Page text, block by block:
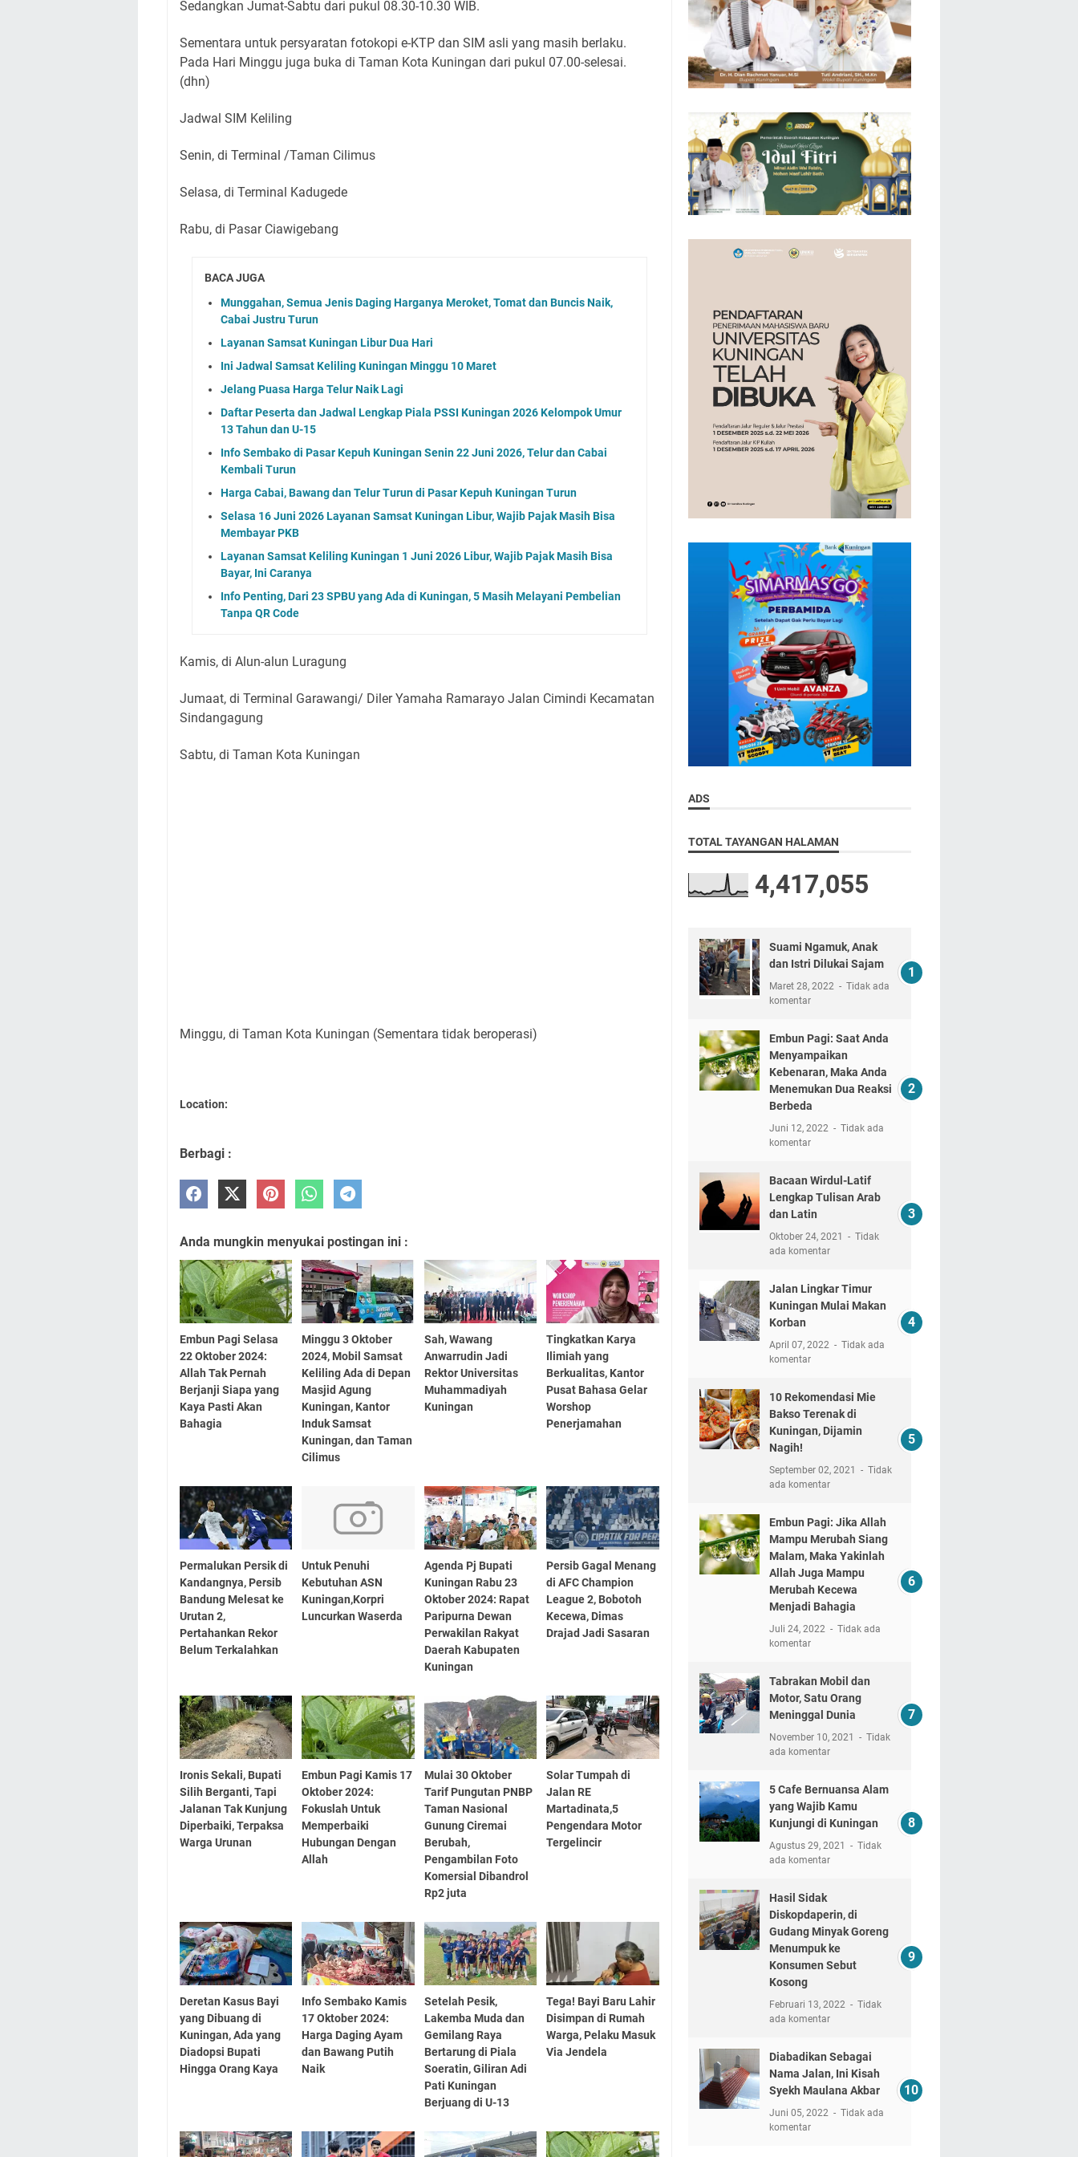
Sedangkan Jumat-Sabtu dari pukul 08.30-10.30 WIB.
Sementara untuk persyaratan fotokopi e-KTP dan SIM asli yang masih berlaku.
Pada Hari Minggu juga buka di Taman Kota Kuningan dari pukul 07.00-selesai.
(dhn)
Jadwal SIM Keliling
Senin, di Terminal /Taman Cilimus
Selasa, di Terminal Kadugede
Rabu, di Pasar Ciawigebang
BACA JUGA
Munggahan, Semua Jenis Daging Harganya Meroket, Tomat dan Buncis Naik,
Cabai Justru Turun
Layanan Samsat Kuningan Libur Dua Hari
Ini Jadwal Samsat Keliling Kuningan Minggu 10 Maret
Jelang Puasa Harga Telur Naik Lagi
Daftar Peserta dan Jadwal Lengkap Piala PSSI Kuningan 2026 Kelompok Umur
13 Tahun dan U-15
Info Sembako di Pasar Kepuh Kuningan Senin 22 Juni 2026, Telur dan Cabai
Kembali Turun
Harga Cabai, Bawang dan Telur Turun di Pasar Kepuh Kuningan Turun
Selasa 16 Juni 2026 Layanan Samsat Kuningan Libur, Wajib Pajak Masih Bisa
Membayar PKB
Layanan Samsat Keliling Kuningan 1 Juni 2026 Libur, Wajib Pajak Masih Bisa
Bayar, Ini Caranya
Info Penting, Dari 23 SPBU yang Ada di Kuningan, 5 Masih Melayani Pembelian
Tanpa QR Code
Kamis, di Alun-alun Luragung
Jumaat, di Terminal Garawangi/ Diler Yamaha Ramarayo Jalan Cimindi Kecamatan
Sindangagung
Sabtu, di Taman Kota Kuningan
Minggu, di Taman Kota Kuningan (Sementara tidak beroperasi)
Location:
Berbagi :
Anda mungkin menyukai postingan ini :
Embun Pagi Selasa
22 Oktober 2024:
Allah Tak Pernah
Berjanji Siapa yang
Kaya Pasti Akan
Bahagia
Minggu 3 Oktober
2024, Mobil Samsat
Keliling Ada di Depan
Masjid Agung
Kuningan, Kantor
Induk Samsat
Kuningan, dan Taman
Cilimus
Sah, Wawang
Anwarrudin Jadi
Rektor Universitas
Muhammadiyah
Kuningan
Tingkatkan Karya
Ilimiah yang
Berkualitas, Kantor
Pusat Bahasa Gelar
Worshop
Penerjamahan
Permalukan Persik di
Kandangnya, Persib
Bandung Melesat ke
Urutan 2,
Pertahankan Rekor
Belum Terkalahkan
Untuk Penuhi
Kebutuhan ASN
Kuningan,Korpri
Luncurkan Waserda
Agenda Pj Bupati
Kuningan Rabu 23
Oktober 2024: Rapat
Paripurna Dewan
Perwakilan Rakyat
Daerah Kabupaten
Kuningan
Persib Gagal Menang
di AFC Champion
League 2, Bobotoh
Kecewa, Dimas
Drajad Jadi Sasaran
Ironis Sekali, Bupati
Silih Berganti, Tapi
Jalanan Tak Kunjung
Diperbaiki, Terpaksa
Warga Urunan
Embun Pagi Kamis 17
Oktober 2024:
Fokuslah Untuk
Memperbaiki
Hubungan Dengan
Allah
Mulai 30 Oktober
Tarif Pungutan PNBP
Taman Nasional
Gunung Ciremai
Berubah,
Pengambilan Foto
Komersial Dibandrol
Rp2 juta
Solar Tumpah di
Jalan RE
Martadinata,5
Pengendara Motor
Tergelincir
Deretan Kasus Bayi
yang Dibuang di
Kuningan, Ada yang
Diadopsi Bupati
Hingga Orang Kaya
Info Sembako Kamis
17 Oktober 2024:
Harga Daging Ayam
dan Bawang Putih
Naik
Setelah Pesik,
Lakemba Muda dan
Gemilang Raya
Bertarung di Piala
Soeratin, Giliran Adi
Pati Kuningan
Berjuang di U-13
Tega! Bayi Baru Lahir
Disimpan di Rumah
Warga, Pelaku Masuk
Via Jendela
ADS
TOTAL TAYANGAN HALAMAN
4,417,055
Suami Ngamuk, Anak
dan Istri Dilukai Sajam
Maret 28, 2022
Tidak ada
komentar
Embun Pagi: Saat Anda
Menyampaikan
Kebenaran, Maka Anda
Menemukan Dua Reaksi
Berbeda
Juni 12, 2022
Tidak ada
komentar
Bacaan Wirdul-Latif
Lengkap Tulisan Arab
dan Latin
Oktober 24, 2021
Tidak
ada komentar
Jalan Lingkar Timur
Kuningan Mulai Makan
Korban
April 07, 2022
Tidak ada
komentar
10 Rekomendasi Mie
Bakso Terenak di
Kuningan, Dijamin
Nagih!
September 02, 2021
Tidak
ada komentar
Embun Pagi: Jika Allah
Mampu Merubah Siang
Malam, Maka Yakinlah
Allah Juga Mampu
Merubah Kecewa
Menjadi Bahagia
Juli 24, 2022
Tidak ada
komentar
Tabrakan Mobil dan
Motor, Satu Orang
Meninggal Dunia
November 10, 2021
Tidak
ada komentar
5 Cafe Bernuansa Alam
yang Wajib Kamu
Kunjungi di Kuningan
Agustus 29, 2021
Tidak
ada komentar
Hasil Sidak
Diskopdaperin, di
Gudang Minyak Goreng
Menumpuk ke
Konsumen Sebut
Kosong
Februari 13, 2022
Tidak
ada komentar
Diabadikan Sebagai
Nama Jalan, Ini Kisah
Syekh Maulana Akbar
Juni 05, 2022
Tidak ada
komentar